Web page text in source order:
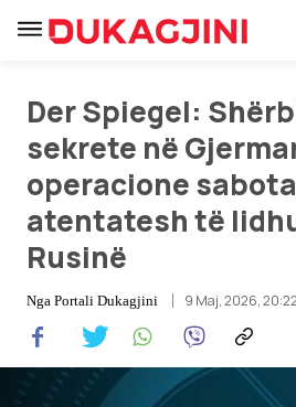
Lajme
Pikëpamje
Art Jete
Der Spiegel:
sekrete në
operacione
atentatesh të
Rusinë
Nga Portali Dukagjini 9 Maj, 2026, 20:22